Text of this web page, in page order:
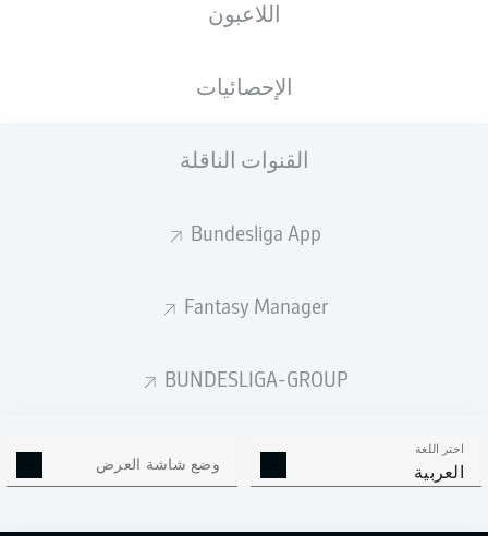
اللاعبون
الإحصائيات
القنوات الناقلة
Bundesliga App
Fantasy Manager
BUNDESLIGA-GROUP
اختر اللغة
العربية وضع شاشة العرض
إعلان